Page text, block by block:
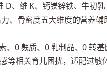
D、维 K、钙镁锌铁、牛初乳
、骨密度五大维度的营养辅
、0 麸质、0 乳制品、0 转基
等相关育儿困扰，适配过敏